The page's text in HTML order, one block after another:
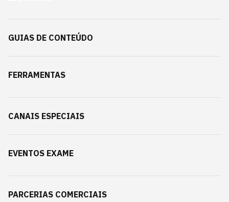
GUIAS DE CONTEÚDO
FERRAMENTAS
CANAIS ESPECIAIS
EVENTOS EXAME
PARCERIAS COMERCIAIS